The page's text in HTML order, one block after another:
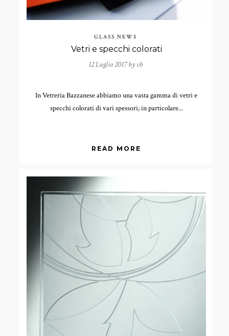
GLASS NEWS
Vetri e specchi colorati
12 Luglio 2017 by vb
In Vetreria Bazzanese abbiamo una vasta gamma di vetri e
specchi colorati di vari spessori; in particolare...
READ MORE